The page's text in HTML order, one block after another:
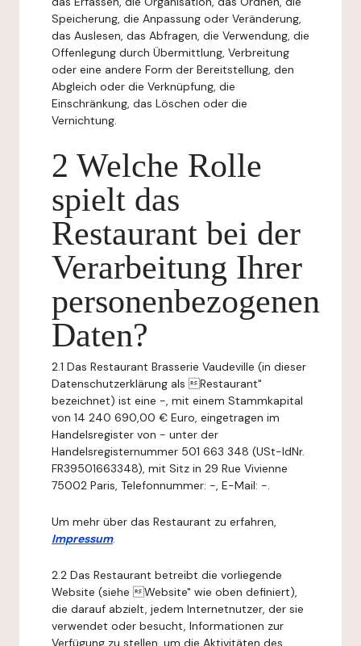
Speicherung, die Anpassung oder Veränderung,
das Auslesen, das Abfragen, die Verwendung, die
Offenlegung durch Übermittlung, Verbreitung
oder eine andere Form der Bereitstellung, den
Abgleich oder die Verknüpfung, die
Einschränkung, das Löschen oder die
Vernichtung.
2 Welche Rolle
spielt das
Restaurant bei der
Verarbeitung Ihrer
personenbezogenen
Daten?
2.1 Das Restaurant Brasserie Vaudeville (in dieser
Datenschutzerklärung als Restaurant"
bezeichnet) ist eine -, mit einem Stammkapital
von 14 240 690,00 € Euro, eingetragen im
Handelsregister von - unter der
Handelsregisternummer 501 663 348 (USt-IdNr.
FR39501663348), mit Sitz in 29 Rue Vivienne
75002 Paris, Telefonnummer: -, E-Mail: -.
Um mehr über das Restaurant zu erfahren,
Impressum.
2.2 Das Restaurant betreibt die vorliegende
Website (siehe Website" wie oben definiert),
die darauf abzielt, jedem Internetnutzer, der sie
verwendet oder besucht, Informationen zur
Verfügung zu stellen, um die Aktivitäten des